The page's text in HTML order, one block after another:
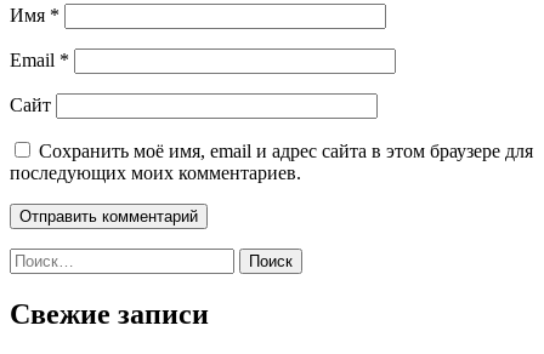
Имя *
Email *
Сайт
Сохранить моё имя, email и адрес сайта в этом браузере для
последующих моих комментариев.
Найти:
Свежие записи